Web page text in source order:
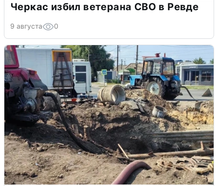
Черкас избил ветерана СВО в Ревде
9 августа 0